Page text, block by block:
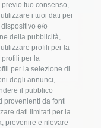
tuo consenso,
i tuoi dati per
e/o
della pubblicità,
profili per la
per la
per la selezione di
degli annunci,
il pubblico
provenienti da fonti
dati limitati per la
prevenire e rilevare
interiore:
| Categories:
,#coscienza;,